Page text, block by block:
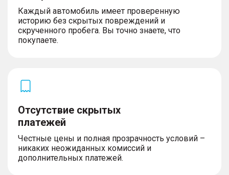
Каждый автомобиль имеет проверенную
историю без скрытых повреждений и
скрученного пробега. Вы точно знаете, что
покупаете.
Отсутствие скрытых
платежей
Честные цены и полная прозрачность условий –
никаких неожиданных комиссий и
дополнительных платежей.